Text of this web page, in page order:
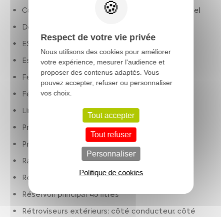
Contrôle des phares: réglage en hauteur manuel
Détection panneaux signalisation
ESP
Essuie-glaces
Feux à LED
Feux de jour
Limiteur de vitesse
Préparation Isofix
Prise(s) 12V : AV
Rangement réfrigéré: boîte à gants
Régulateur de vitesse
Réservoir principal 45 litres
Rétroviseurs extérieurs: côté conducteur. côté
Respect de votre vie privée
Nous utilisons des cookies pour améliorer
votre expérience, mesurer l'audience et
proposer des contenus adaptés. Vous
pouvez accepter, refuser ou personnaliser
vos choix.
Tout accepter
Tout refuser
Personnaliser
Politique de cookies